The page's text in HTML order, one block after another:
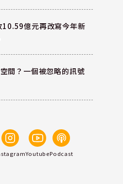
10.59億元再改寫今年新
間？一個被忽略的訊號
YoutubePodcast